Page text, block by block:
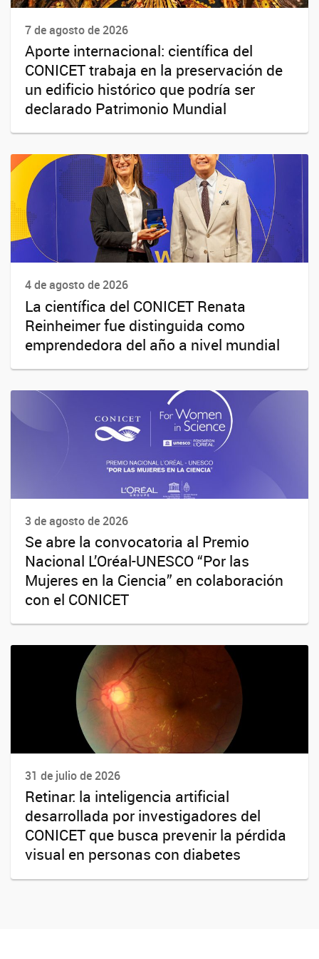
7 de agosto de 2026
Aporte internacional: científica del
CONICET trabaja en la preservación de
un edificio histórico que podría ser
declarado Patrimonio Mundial
4 de agosto de 2026
La científica del CONICET Renata
Reinheimer fue distinguida como
emprendedora del año a nivel mundial
3 de agosto de 2026
Se abre la convocatoria al Premio
Nacional L’Oréal-UNESCO “Por las
Mujeres en la Ciencia” en colaboración
con el CONICET
31 de julio de 2026
Retinar: la inteligencia artificial
desarrollada por investigadores del
CONICET que busca prevenir la pérdida
visual en personas con diabetes